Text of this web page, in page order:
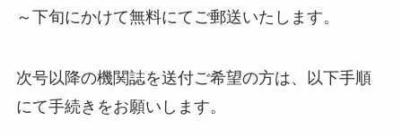
～下旬にかけて無料にてご郵送いたします。
次号以降の機関誌を送付ご希望の方は、以下手順
にて手続きをお願いします。